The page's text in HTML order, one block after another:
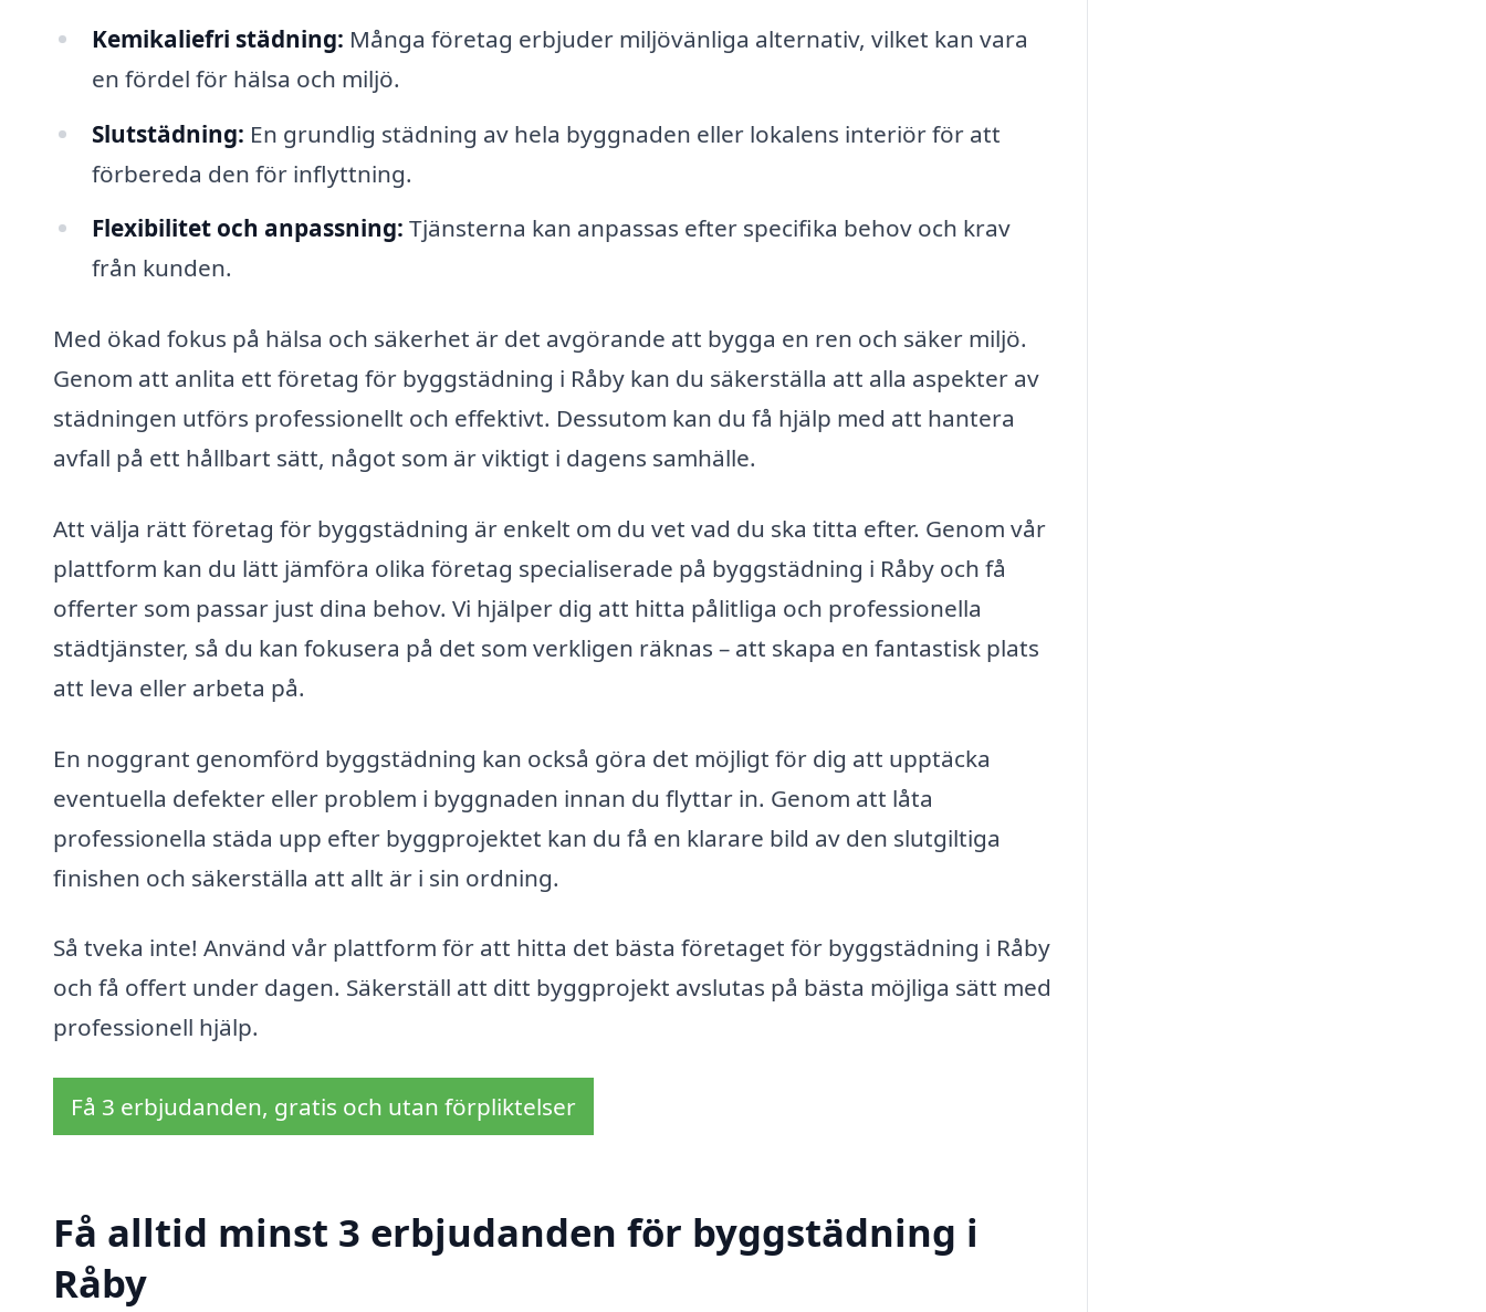
Kemikaliefri städning: Många företag erbjuder miljövänliga alternativ, vilket kan vara
en fördel för hälsa och miljö.
Slutstädning: En grundlig städning av hela byggnaden eller lokalens interiör för att
förbereda den för inflyttning.
Flexibilitet och anpassning: Tjänsterna kan anpassas efter specifika behov och krav
från kunden.
Med ökad fokus på hälsa och säkerhet är det avgörande att bygga en ren och säker miljö.
Genom att anlita ett företag för byggstädning i Råby kan du säkerställa att alla aspekter av
städningen utförs professionellt och effektivt. Dessutom kan du få hjälp med att hantera
avfall på ett hållbart sätt, något som är viktigt i dagens samhälle.
Att välja rätt företag för byggstädning är enkelt om du vet vad du ska titta efter. Genom vår
plattform kan du lätt jämföra olika företag specialiserade på byggstädning i Råby och få
offerter som passar just dina behov. Vi hjälper dig att hitta pålitliga och professionella
städtjänster, så du kan fokusera på det som verkligen räknas – att skapa en fantastisk plats
att leva eller arbeta på.
En noggrant genomförd byggstädning kan också göra det möjligt för dig att upptäcka
eventuella defekter eller problem i byggnaden innan du flyttar in. Genom att låta
professionella städa upp efter byggprojektet kan du få en klarare bild av den slutgiltiga
finishen och säkerställa att allt är i sin ordning.
Så tveka inte! Använd vår plattform för att hitta det bästa företaget för byggstädning i Råby
och få offert under dagen. Säkerställ att ditt byggprojekt avslutas på bästa möjliga sätt med
professionell hjälp.
Få 3 erbjudanden, gratis och utan förpliktelser
Få alltid minst 3 erbjudanden för byggstädning i
Råby